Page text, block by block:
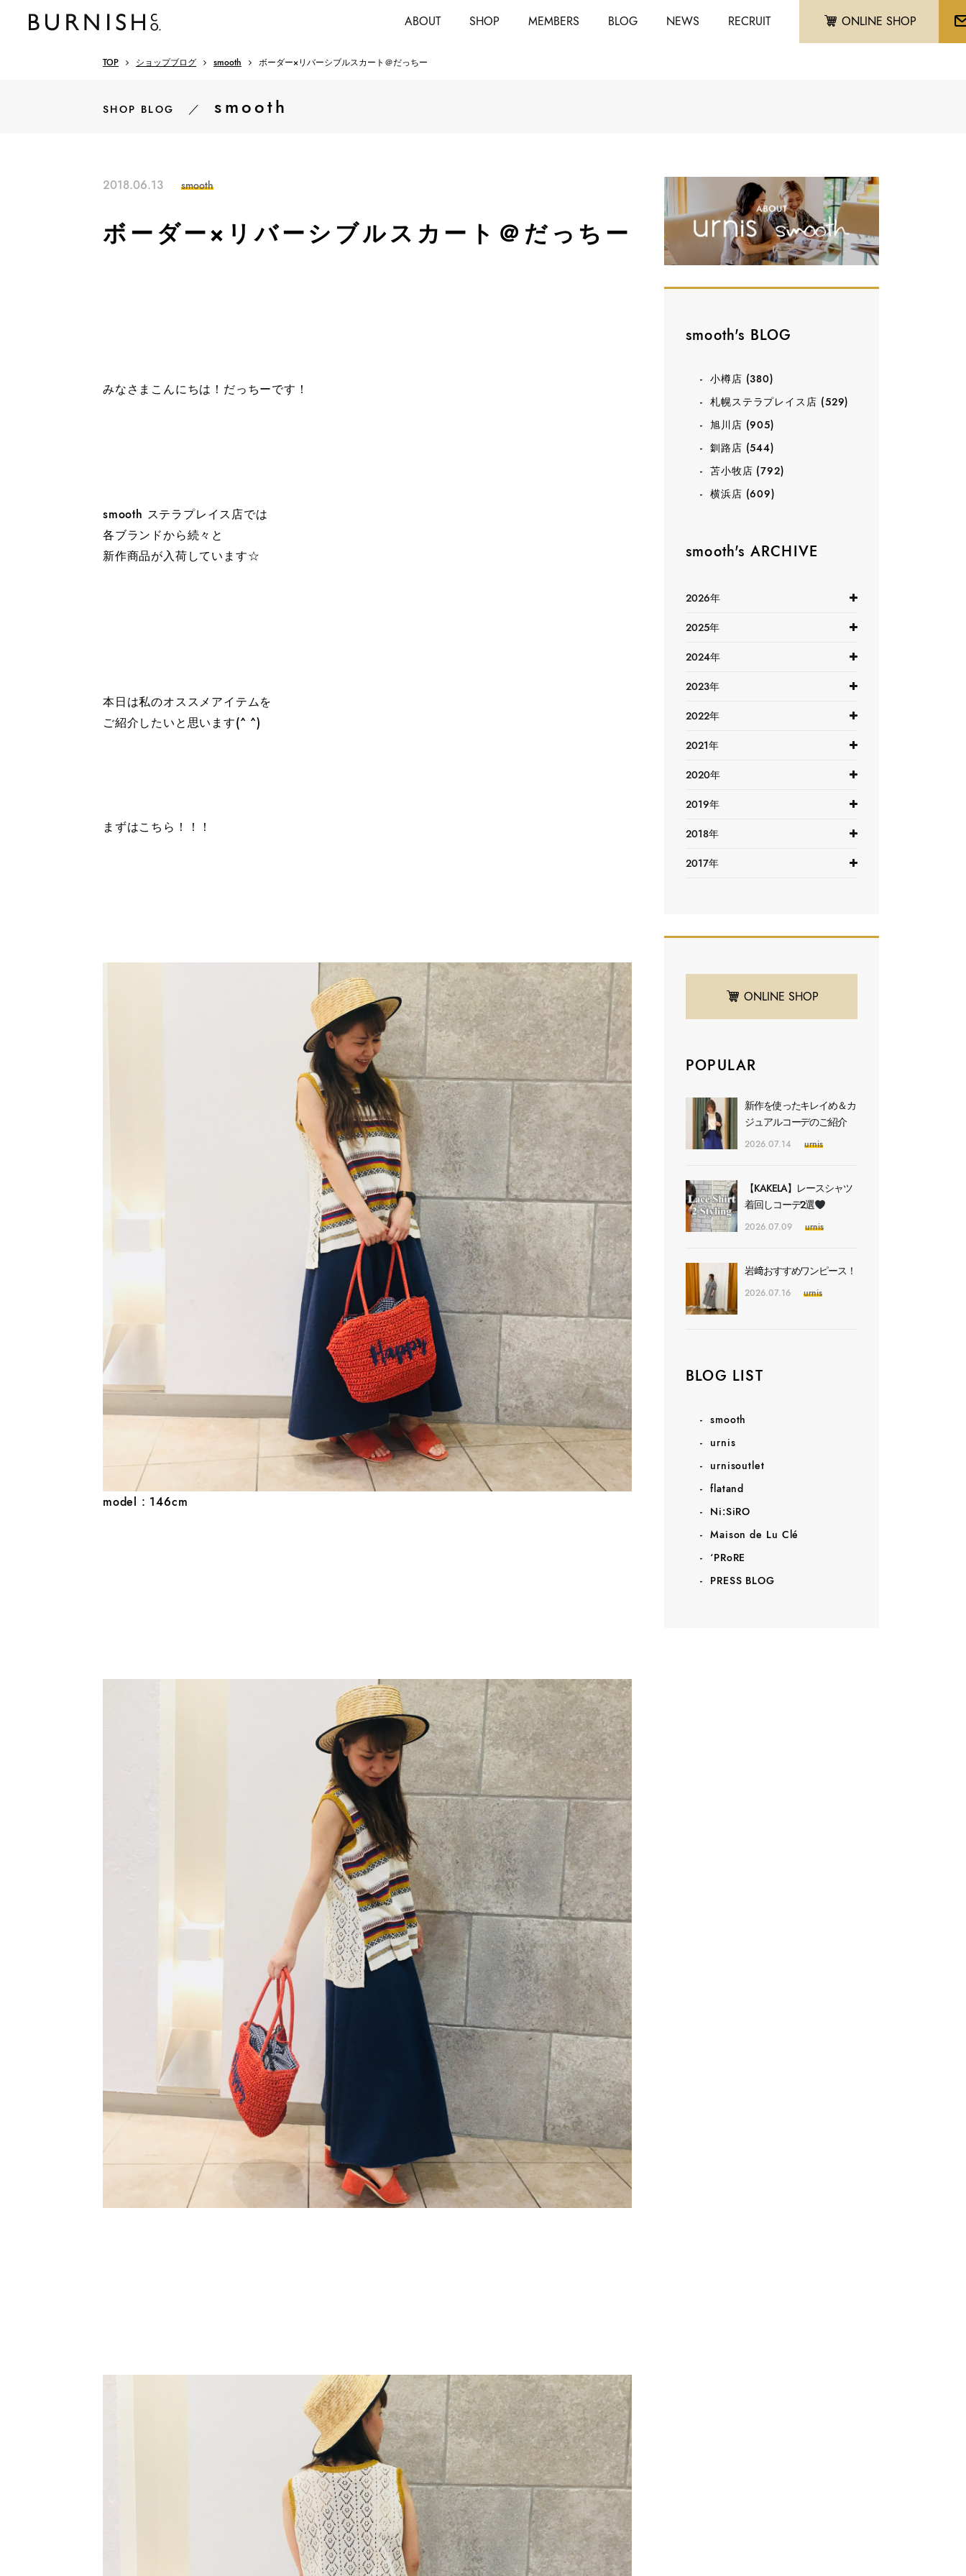
ABOUT SHOP MEMBERS BLOG NEWS RECRUIT ONLINE SHOP
TOP ショップブログ smooth ボーダー×リバーシブルスカート＠だっちー
SHOP BLOG ／ smooth
2018.06.13 smooth
ボーダー×リバーシブルスカート＠だっちー
みなさまこんにちは！だっちーです！
smooth ステラプレイス店では
各ブランドから続々と
新作商品が入荷しています☆
本日は私のオススメアイテムを
ご紹介したいと思います(^ ^)
まずはこちら！！！
model : 146cm
smooth's BLOG
小樽店 (380)
札幌ステラプレイス店 (529)
旭川店 (905)
釧路店 (544)
苫小牧店 (792)
横浜店 (609)
smooth's ARCHIVE
2026年
2025年
2024年
2023年
2022年
2021年
2020年
2019年
2018年
2017年
ONLINE SHOP
POPULAR
新作を使ったキレイめ＆カ
ジュアルコーデのご紹介
2026.07.14 urnis
【KAKELA】レースシャツ
着回しコーデ2選
2026.07.09 urnis
岩﨑おすすめワンピース！
2026.07.16 urnis
BLOG LIST
smooth
urnis
urnisoutlet
flatand
Ni:SiRO
Maison de Lu Clé
‘PRoRE
PRESS BLOG